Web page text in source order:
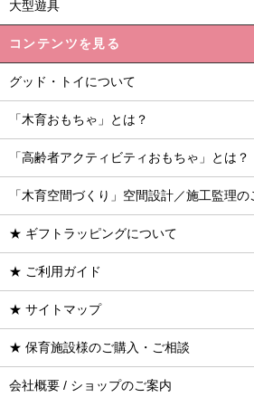
大型遊具
コンテンツを見る
グッド・トイについて
「木育おもちゃ」とは？
「高齢者アクティビティおもちゃ」とは？
「木育空間づくり」空間設計／施工監理の
★ ギフトラッピングについて
★ ご利用ガイド
★ サイトマップ
★ 保育施設様のご購入・ご相談
会社概要 / ショップのご案内